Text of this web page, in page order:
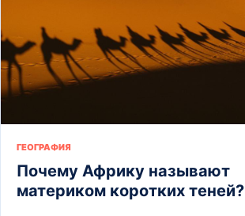
ГЕОГРАФИЯ
Почему Африку называют
материком коротких теней?